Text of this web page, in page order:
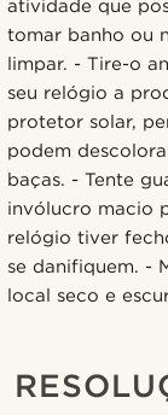
atividade que
tomar banho ou
limpar. - Tire-o
seu relógio a
protetor solar,
podem
baças. - Tente
invólucro macio
relógio tiver
se danifiquem. -
local seco e